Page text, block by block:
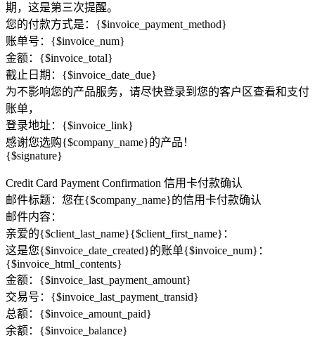
期，这是第三次提醒。
您的付款方式是：{$invoice_payment_method}
账单号：{$invoice_num}
金额：{$invoice_total}
截止日期：{$invoice_date_due}
为不影响您的产品服务，请尽快登录到您的客户区查看和支付
账单，
登录地址：{$invoice_link}
感谢您选购{$company_name}的产品！
{$signature}
Credit Card Payment Confirmation 信用卡付款确认
邮件标题：您在{$company_name}的信用卡付款确认
邮件内容：
亲爱的{$client_last_name}{$client_first_name}：
这是您{$invoice_date_created}的账单{$invoice_num}：
{$invoice_html_contents}
金额：{$invoice_last_payment_amount}
交易号：{$invoice_last_payment_transid}
总额：{$invoice_amount_paid}
余额：{$invoice_balance}